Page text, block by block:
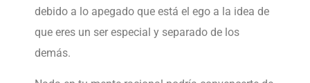
debido a lo apegado que está el ego a la idea de
que eres un ser especial y separado de los
demás.